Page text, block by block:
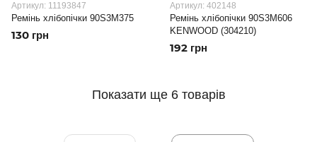
Артикул: 11193847
Ремінь хлібопічки 90S3M375
130 грн
Артикул: 402148
Ремінь хлібопічки 90S3M606
KENWOOD (304210)
192 грн
Показати ще 6 товарів